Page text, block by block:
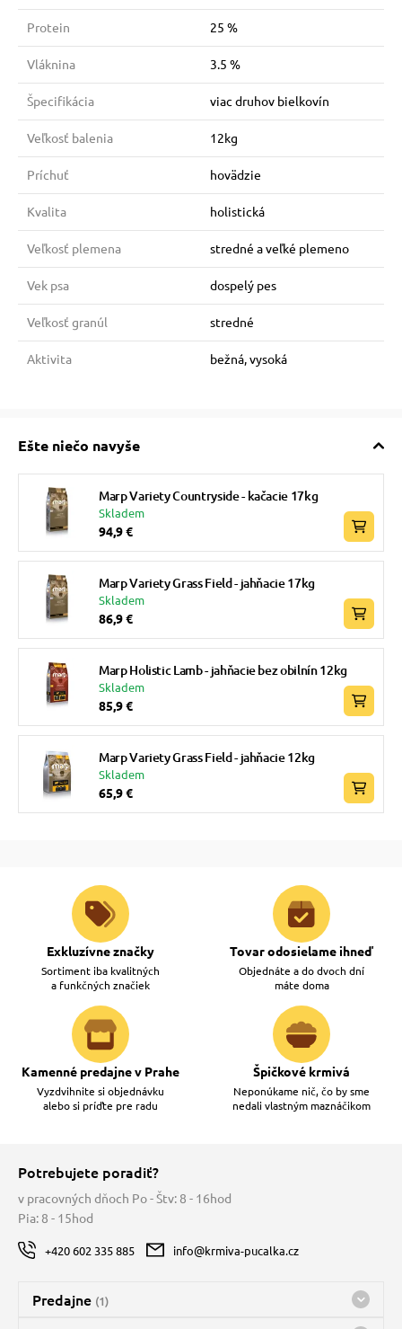
Protein 25 %
Vláknina 3.5 %
Špecifikácia viac druhov bielkovín
Veľkosť balenia 12kg
Príchuť hovädzie
Kvalita holistická
Veľkosť plemena stredné a veľké plemeno
Vek psa dospelý pes
Veľkosť granúl stredné
Aktivita bežná, vysoká
Ešte niečo navyše
Marp Variety Countryside - kačacie 17kg
Skladem
94,9 €
Marp Variety Grass Field - jahňacie 17kg
Skladem
86,9 €
Marp Holistic Lamb - jahňacie bez obilnín 12kg
Skladem
85,9 €
Marp Variety Grass Field - jahňacie 12kg
Skladem
65,9 €
Exkluzívne značky
Sortiment iba kvalitných
a funkčných značiek
Tovar odosielame ihneď
Objednáte a do dvoch dní
máte doma
Kamenné predajne v Prahe
Vyzdvihnite si objednávku
alebo si príďte pre radu
Špičkové krmivá
Neponúkame nič, čo by sme
nedali vlastným maznáčikom
Potrebujete poradiť?
v pracovných dňoch Po - Štv: 8 - 16hod
Pia: 8 - 15hod
+420 602 335 885 info@krmiva-pucalka.cz
Predajne (1)